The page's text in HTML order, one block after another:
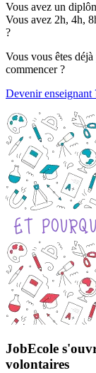
Vous avez un
Vous avez 2h, 4h,
?
Vous vous êtes
commencer ?
Devenir enseignant
JobEcole
volontaires